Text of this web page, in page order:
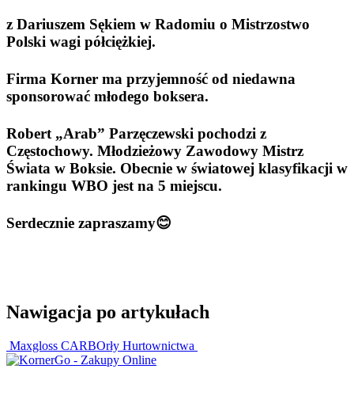
z Dariuszem Sękiem w Radomiu o Mistrzostwo
Polski wagi półciężkiej.
Firma Korner ma przyjemność od niedawna
sponsorować młodego boksera.
Robert „Arab” Parzęczewski pochodzi z
Częstochowy. Młodzieżowy Zawodowy Mistrz
Świata w Boksie. Obecnie w światowej klasyfikacji w
rankingu WBO jest na 5 miejscu.
Serdecznie zapraszamy😊
Nawigacja po artykułach
Maxgloss CARBOrły Hurtownictwa